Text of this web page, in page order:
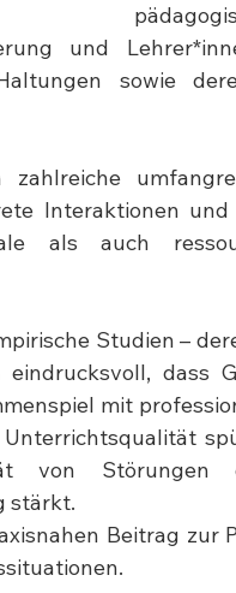
und
sowie
zahlreiche
Interaktionen
als auch
Studien –
dass
mit
von Störungen
stärkt.
Beitrag zur